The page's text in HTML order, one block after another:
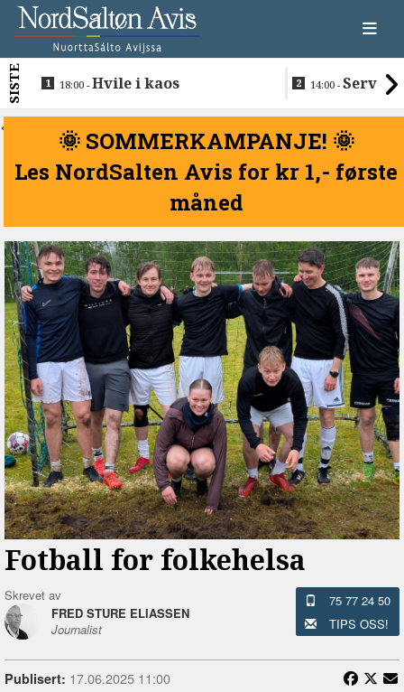
SISTE 18:00 -Hvile i kaos 14:00 -
beboerne
<
🌞 SOMMERKAMPANJE! 🌞
Les NordSalten Avis for kr 1,- første
måned
Fotball for folkehelsa
Skrevet av
FRED STURE ELIASSEN
Journalist
75 77 24 50
TIPS OSS!
Publisert: 17.06.2025 11:00